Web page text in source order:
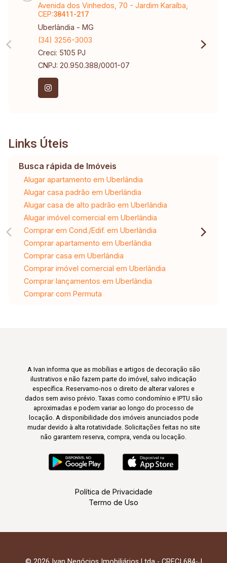
Avenida dos Vinhedos, 70 - Jardim Karaíba,
CEP:38411-217
Uberlândia - MG
(34) 3256-3003
Creci: 5105 PJ
CNPJ: 20.950.388/0001-07
Links Úteis
Busca rápida de Imóveis
Alugar apartamento em Uberlândia
Alugar casa padrão em Uberlândia
Alugar casa de alto padrão em Uberlândia
Alugar imóvel comercial em Uberlândia
Comprar em Cond./Edif. em Uberlândia
Comprar apartamento em Uberlândia
Comprar casa em Uberlândia
Comprar imóvel comercial em Uberlândia
Comprar lançamentos em Uberlândia
Comprar com Permuta
A Ivan informa que as mobílias e artigos de decoração são
ilustrativos e não fazem parte do imóvel, salvo indicação
específica. Reservamo-nos o direito de alterar valores e
dados sem aviso prévio. Taxas como condomínio e IPTU são
aproximadas e podem variar ao longo do processo de
locação. A disponibilidade dos imóveis anunciados pode
mudar devido à alta rotatividade. Solicitações feitas no site
não garantem reserva, compra, venda ou locação.
Política de Privacidade
Termo de Uso